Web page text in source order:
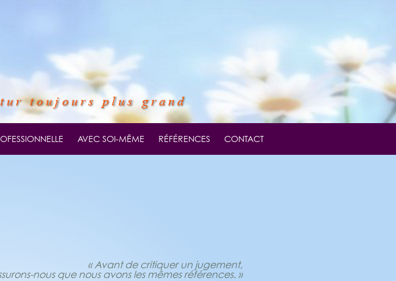
toujours plus grand
AVEC SOI-MÊME RÉFÉRENCES CONTACT
« Avant de critiquer un jugement,
nous que nous avons les mêmes références. »